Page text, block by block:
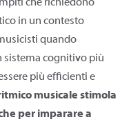
che richiedono
in un contesto
quando
sistema cognitivo più
più efficienti e
musicale stimola
per imparare a